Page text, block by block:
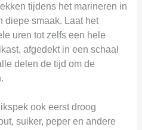
tijdens het marineren in
diepe smaak. Laat het
uren tot zelfs een hele
afgedekt in een schaal
delen de tijd om de
ook eerst droog
suiker, peper en andere